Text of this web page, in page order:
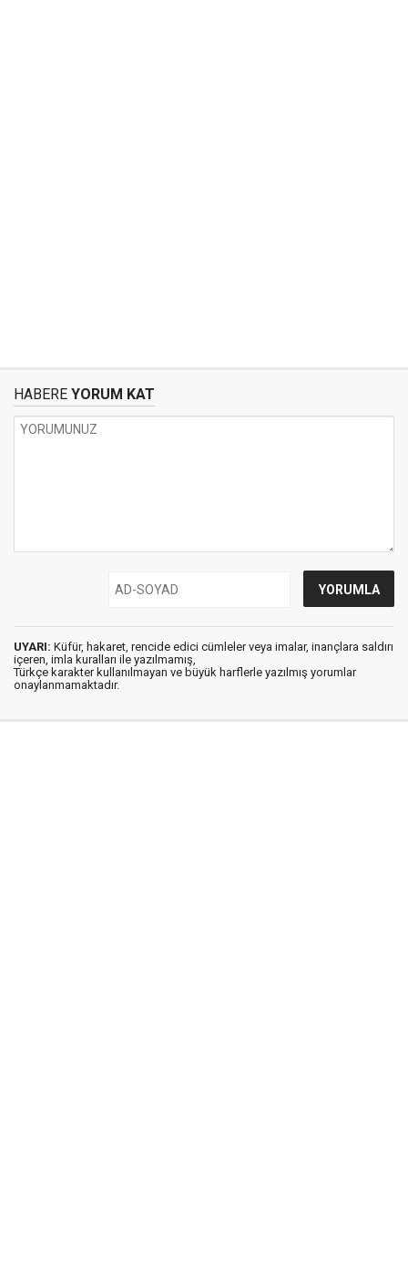
HABERE YORUM KAT
UYARI: Küfür, hakaret, rencide edici cümleler veya imalar, inançlara saldırı
içeren, imla kuralları ile yazılmamış,
Türkçe karakter kullanılmayan ve büyük harflerle yazılmış yorumlar
onaylanmamaktadır.